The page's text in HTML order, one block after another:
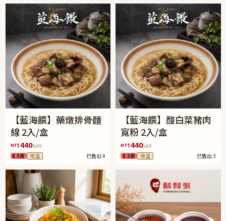
【藍海饌】藥燉排骨麵
線 2入/盒
NT$440520
8.5折 常溫 已售出 4
【藍海饌】酸白菜豬肉
寬粉 2入/盒
NT$440520
8.5折 常溫 已售出 3